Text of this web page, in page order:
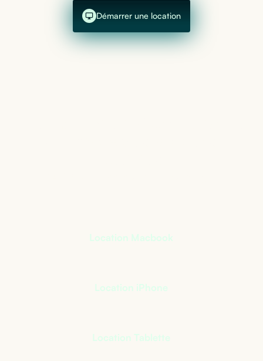
Démarrer une location
Location Macbook
Location iPhone
Location Tablette